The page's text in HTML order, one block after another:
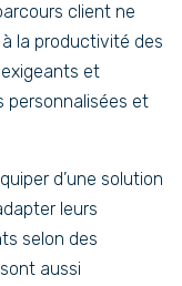
client ne
la productivité des
et
personnalisées et
d’une solution
leurs
selon des
aussi